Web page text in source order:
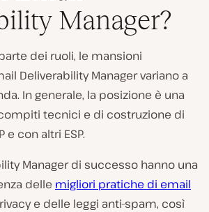
Manager?
dei ruoli, le mansioni
Deliverability Manager variano a
In generale, la posizione è una
tecnici e di costruzione di
e con altri ESP.
Manager di successo hanno una
delle migliori pratiche di email
e delle leggi anti-spam, così